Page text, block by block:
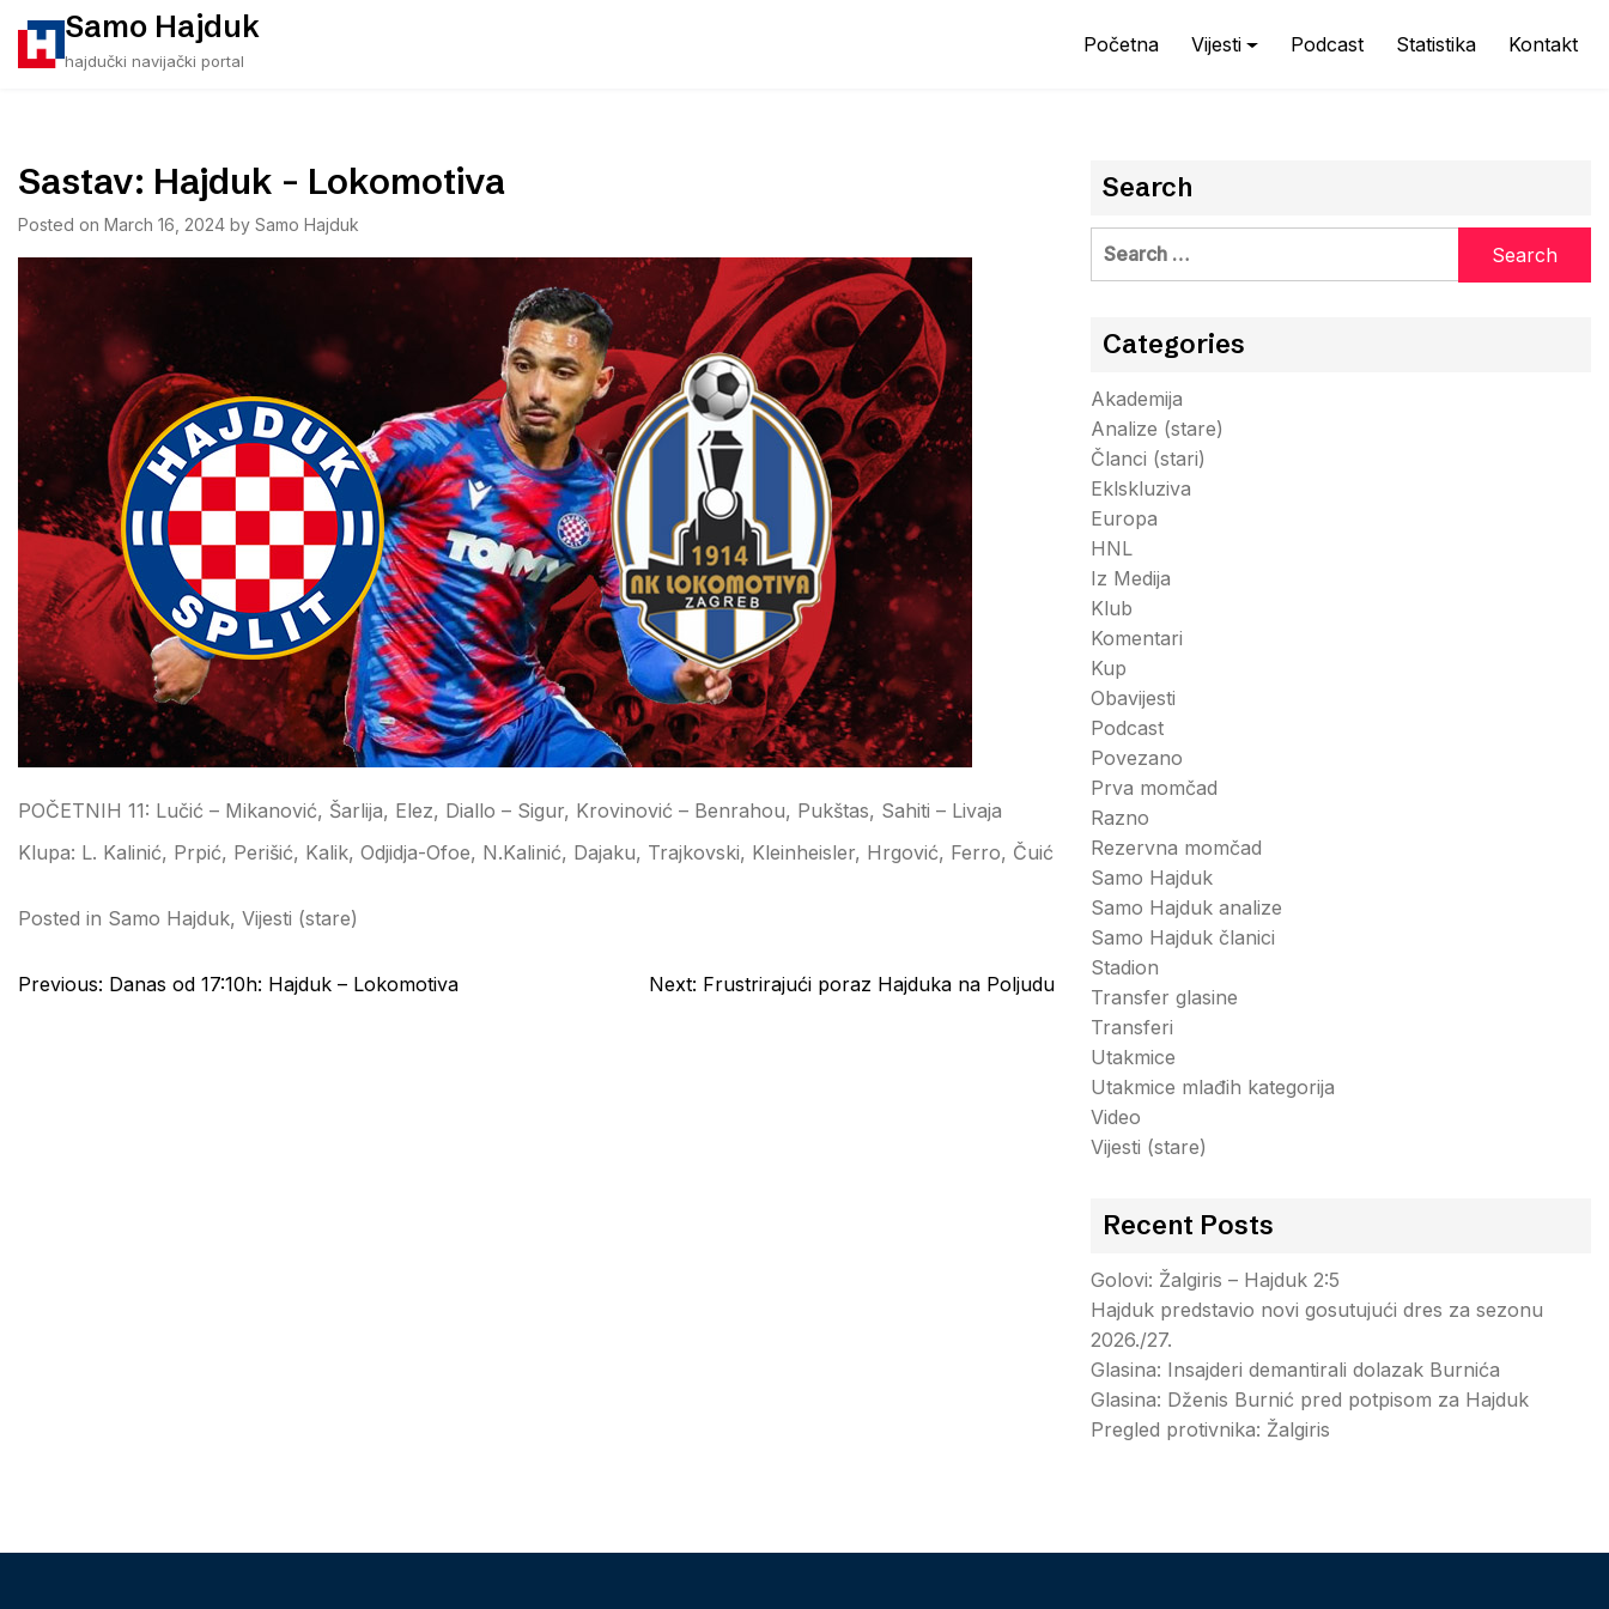
content
Samo Hajduk
hajdučki navijački portal
Početna Vijesti Podcast Statistika Kontakt
Sastav: Hajduk – Lokomotiva
Posted on March 16, 2024 by Samo Hajduk
POČETNIH 11: Lučić – Mikanović, Šarlija, Elez, Diallo – Sigur, Krovinović – Benrahou, Pukštas, Sahiti – Livaja
Klupa: L. Kalinić, Prpić, Perišić, Kalik, Odjidja-Ofoe, N.Kalinić, Dajaku, Trajkovski, Kleinheisler, Hrgović, Ferro, Čuić
Posted in Samo Hajduk, Vijesti (stare)
Post
Previous: Danas od 17:10h: Hajduk – Lokomotiva Next: Frustrirajući poraz Hajduka na Poljudu
Search
Search
Categories
Akademija
Analize (stare)
Članci (stari)
Eklskluziva
Europa
HNL
Iz Medija
Klub
Komentari
Kup
Obavijesti
Podcast
Povezano
Prva momčad
Razno
Rezervna momčad
Samo Hajduk
Samo Hajduk analize
Samo Hajduk članici
Stadion
Transfer glasine
Transferi
Utakmice
Utakmice mlađih kategorija
Video
Vijesti (stare)
Recent Posts
Golovi: Žalgiris – Hajduk 2:5
Hajduk predstavio novi gosutujući dres za sezonu
2026./27.
Glasina: Insajderi demantirali dolazak Burnića
Glasina: Dženis Burnić pred potpisom za Hajduk
Pregled protivnika: Žalgiris